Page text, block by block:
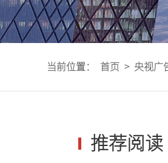
{else}{/pboot:if}
{else}{/pboot:if}
{pboot:if(13'=='13')}{else}
{/
{pboot:if(13'=='13')}{else}
{pboot:if(13'=='13')}{else}
{pboot:if(13'=='13')}{else}
当前位置： 首页 > 央视广
推荐阅读